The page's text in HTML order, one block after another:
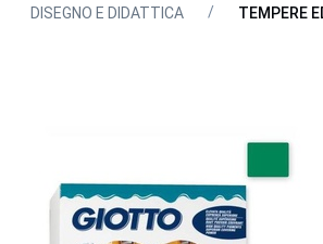
DISEGNO E DIDATTICA TEMPERE